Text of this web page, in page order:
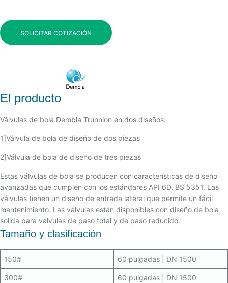
SOLICITAR COTIZACIÓN
El producto
Válvulas de bola Dembla Trunnion en dos diseños:
1]Válvula de bola de diseño de dos piezas
2]Válvula de bola de diseño de tres piezas
Estas válvulas de bola se producen con características de diseño
avanzadas que cumplen con los estándares API 6D, BS 5351. Las
válvulas tienen un diseño de entrada lateral que permite un fácil
mantenimiento. Las válvulas están disponibles con diseño de bola
sólida para válvulas de paso total y de paso reducido.
Tamaño y clasificación
150# 60 pulgadas | DN 1500
300# 60 pulgadas | DN 1500